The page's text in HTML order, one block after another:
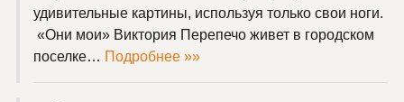
удивительные картины, используя только свои ноги.
«Они мои» Виктория Перепечо живет в городском
поселке… Подробнее »»